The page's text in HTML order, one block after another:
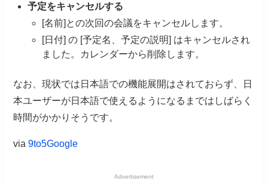
予定をキャンセルする
[名前]との次回の会議をキャンセルします。
[日付] の [予定名、予定の説明] はキャンセルされ
ました。カレンダーから削除します。
なお、現状では日本語での機能展開はされておらず、日
本ユーザーが日本語で使えるようになるまではしばらく
時間がかかりそうです。
via9to5Google
Advertisement